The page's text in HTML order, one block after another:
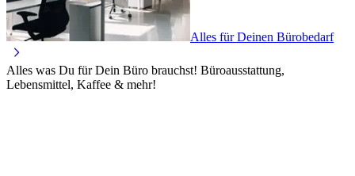
Alles für Deinen Bürobedarf
Alles was Du für Dein Büro brauchst! Büroausstattung,
Lebensmittel, Kaffee & mehr!